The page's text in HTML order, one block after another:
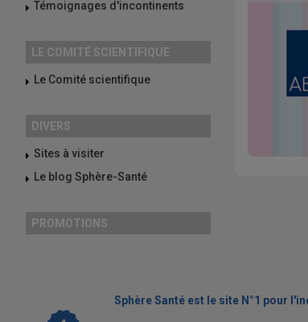
Témoignages d'incontinents
LE COMITÉ SCIENTIFIQUE
Le Comité scientifique
DIVERS
Sites à visiter
Le blog Sphère-Santé
PROMOTIONS
Sphère Santé est le site N°1 pour